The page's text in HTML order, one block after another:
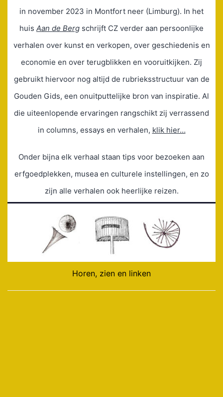
in november 2023 in Montfort neer (Limburg). In het
huis Aan de Berg schrijft CZ verder aan persoonlijke
verhalen over kunst en verkopen, over geschiedenis en
economie en over terugblikken en vooruitkijken. Zij
gebruikt hiervoor nog altijd de rubrieksstructuur van de
Gouden Gids, een onuitputtelijke bron van inspiratie. Al
die uiteenlopende ervaringen rangschikt zij verrassend
in columns, essays en verhalen, klik hier…
Onder bijna elk verhaal staan tips voor bezoeken aan
erfgoedplekken, musea en culturele instellingen, en zo
zijn alle verhalen ook heerlijke reizen.
Horen, zien en linken